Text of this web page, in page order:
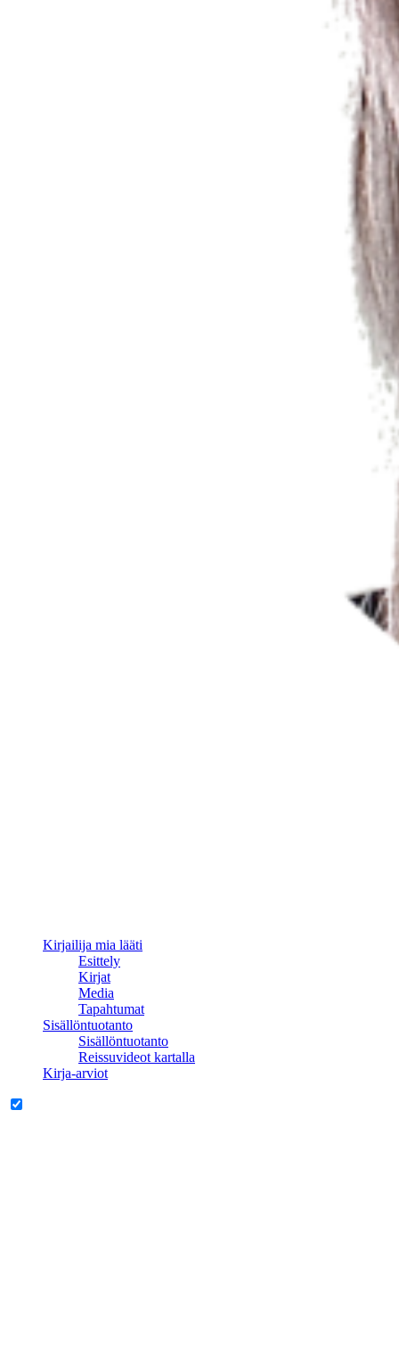
Kirjailija mia lääti
Esittely
Kirjat
Media
Tapahtumat
Sisällöntuotanto
Sisällöntuotanto
Reissuvideot kartalla
Kirja-arviot